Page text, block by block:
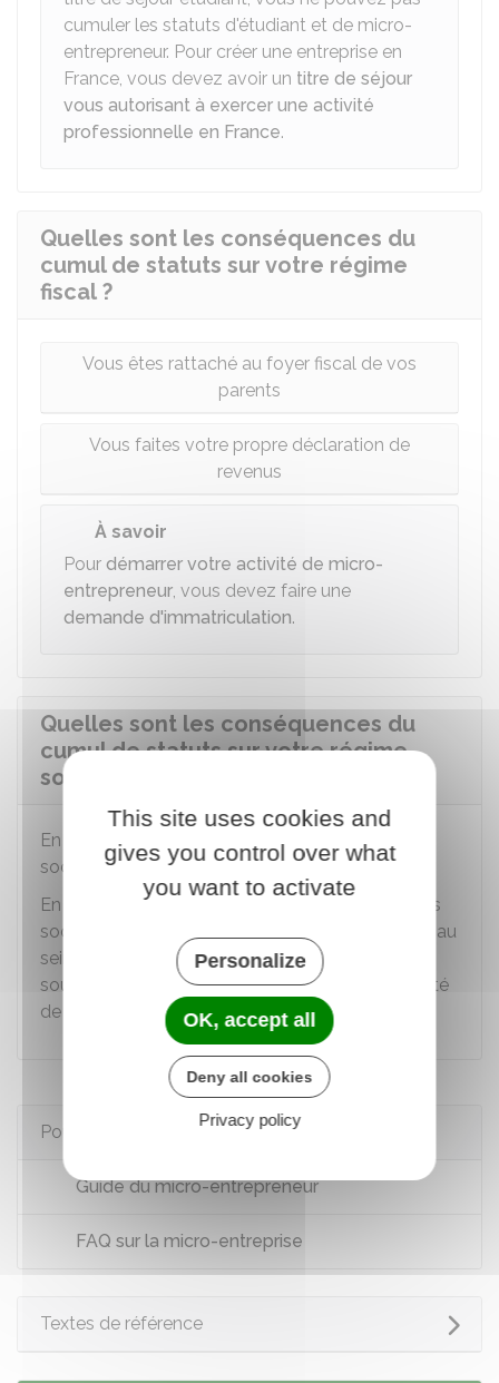
cumuler les statuts d'étudiant et de micro-
entrepreneur. Pour créer une entreprise en
France, vous devez avoir un titre de séjour
vous autorisant à exercer une activité
professionnelle en France.
Quelles sont les conséquences du
cumul de statuts sur votre régime
fiscal ?
Vous êtes rattaché au foyer fiscal de vos
parents
Vous faites votre propre déclaration de
revenus
À savoir
Pour démarrer votre activité de micro-
entrepreneur, vous devez faire une
demande d'immatriculation.
Quelles sont les conséquences du
cumul de statuts sur votre régime
social ?
En tant qu'étudiant, vous êtes affilié à la sécurité
sociale des étudiants.
En revanche,vous devez payer
des cotisations
sociales sur le chiffre d'affaires que vous réalisez au
sein de votre micro-entreprise. Vous êtes donc
soumis au
régime micro-socialpour votre activité
de micro-entrepreneur.
Pour en savoir plus
Guide du micro-entrepreneur
FAQ sur la micro-entreprise
Textes de référence
This site uses cookies and
gives you control over what
you want to activate
Personalize
OK, accept all
Deny all cookies
Privacy policy